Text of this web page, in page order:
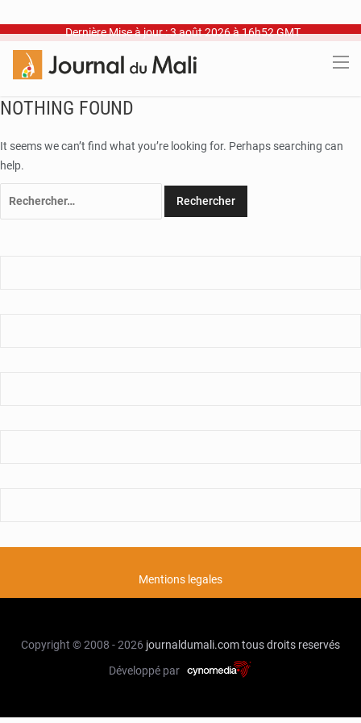
Dernière Mise à jour : 3 août 2026 à 16h52 GMT
NOTHING FOUND
It seems we can’t find what you’re looking for. Perhaps searching can
help.
Mentions legales
Copyright © 2008 - 2026 journaldumali.comtous droits reservés
Développé par